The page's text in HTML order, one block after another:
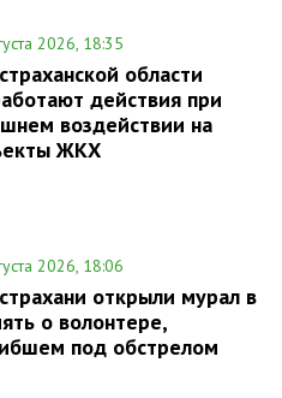
2026, 18:35
области
действия при
воздействии на
ЖКХ
2026, 18:06
открыли мурал в
о волонтере,
под обстрелом